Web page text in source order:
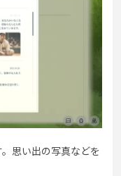
思い出の写真などを